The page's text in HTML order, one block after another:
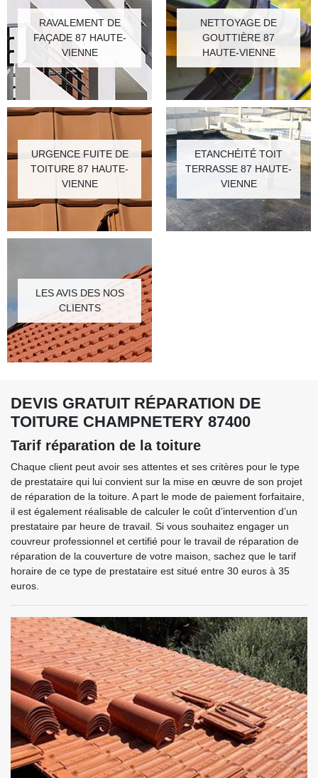
RAVALEMENT DE
FAÇADE 87 HAUTE-
VIENNE
NETTOYAGE DE
GOUTTIÈRE 87
HAUTE-VIENNE
URGENCE FUITE DE
TOITURE 87 HAUTE-
VIENNE
ETANCHÉITÉ TOIT
TERRASSE 87 HAUTE-
VIENNE
LES AVIS DES NOS
CLIENTS
DEVIS GRATUIT RÉPARATION DE
TOITURE CHAMPNETERY 87400
Tarif réparation de la toiture
Chaque client peut avoir ses attentes et ses critères pour le type
de prestataire qui lui convient sur la mise en œuvre de son projet
de réparation de la toiture. A part le mode de paiement forfaitaire,
il est également réalisable de calculer le coût d’intervention d’un
prestataire par heure de travail. Si vous souhaitez engager un
couvreur professionnel et certifié pour le travail de réparation de
réparation de la couverture de votre maison, sachez que le tarif
horaire de ce type de prestataire est situé entre 30 euros à 35
euros.